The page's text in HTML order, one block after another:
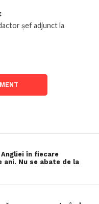
șef adjunct la
Angliei în fiecare
ani. Nu se abate de la